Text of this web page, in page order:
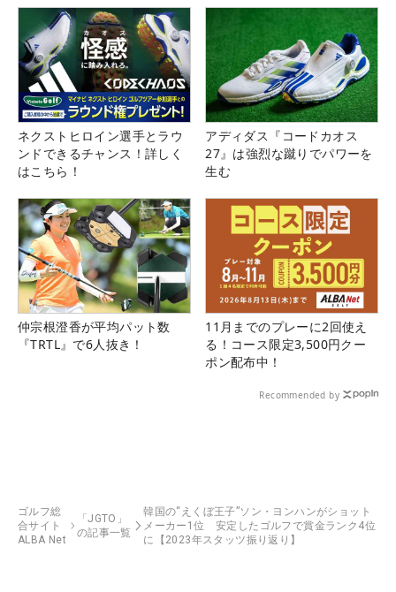
ネクストヒロイン選手とラウ
ンドできるチャンス！詳しく
はこちら！
アディダス『コードカオス
27』は強烈な蹴りでパワーを
生む
仲宗根澄香が平均パット数
『TRTL』で6人抜き！
11月までのプレーに2回使え
る！コース限定3,500円クー
ポン配布中！
Recommended by
ゴルフ総
合サイト
ALBA Net
「JGTO」
の記事一覧
韓国の“えくぼ王子”ソン・ヨンハンがショット
メーカー1位 安定したゴルフで賞金ランク4位
に【2023年スタッツ振り返り】